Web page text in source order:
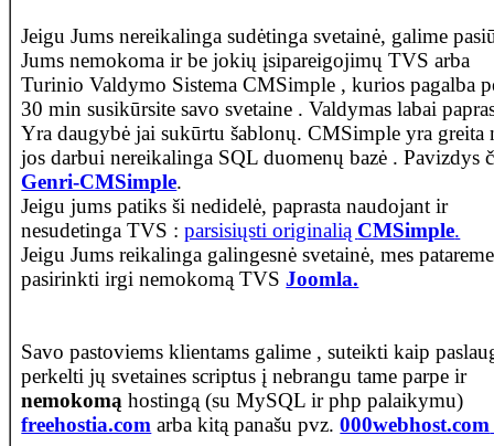
Jeigu Jums nereikalinga sudėtinga svetainė, galime
Jums nemokoma ir be jokių įsipareigojimų TVS arba
Turinio Valdymo Sistema CMSimple , kurios pagalba
30 min susikūrsite savo svetaine . Valdymas labai
Yra daugybė jai sukūrtu šablonų. CMSimple yra greita
jos darbui nereikalinga SQL duomenų bazė . Pavizdys
Genri-CMSimple.
Jeigu jums patiks ši nedidelė, paprasta naudojant ir
nesudetinga TVS :parsisiųsti originalią CMSimple.
Jeigu Jums reikalinga galingesnė svetainė, mes patareme
pasirinkti irgi nemokomą TVSJoomla.
Savo pastoviems klientams galime , suteikti kaip
perkelti jų svetaines scriptus į nebrangu tame parpe ir
nemokomą hostingą (su MySQL ir php palaikymu)
freehostia.com arba kitą panašu pvz.000webhost.com